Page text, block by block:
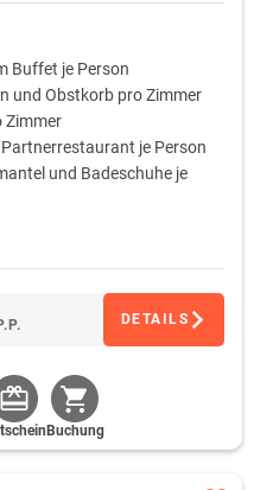
Buffet je Person
und Obstkorb pro Zimmer
Zimmer
je Person
und Badeschuhe je
DETAILS
Buchung